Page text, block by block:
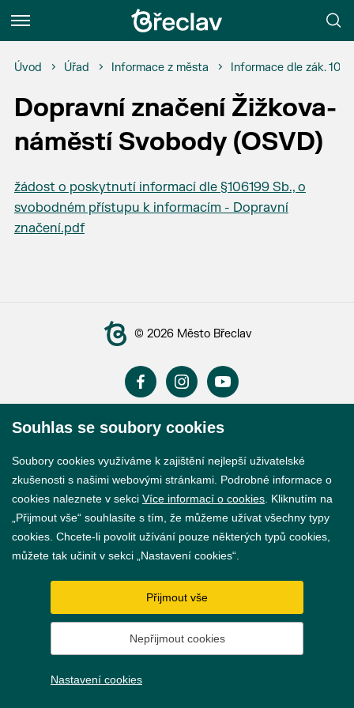
Menu
Úvod Úřad Informace z města Informace dle zák.
Dopravní značení Žižkova-
náměstí Svobody (OSVD)
žádost o poskytnutí informací dle §106199 Sb., o
svobodném přístupu k informacím - Dopravní
značení.pdf
© 2026 Město Břeclav
Prohlášení o přístupnosti
GDPR
Nastavení cookies
VytvořilwebProgress
Souhlas se soubory cookies
Soubory cookies využíváme k zajištění nejlepší uživatelské
zkušenosti s našimi webovými stránkami. Podrobné informace o
cookies naleznete v sekci Více informací o cookies . Kliknutím na
„Přijmout vše“ souhlasíte s tím, že můžeme užívat všechny typy
cookies. Chcete-li povolit užívání pouze některých typů cookies,
můžete tak učinit v sekci „Nastavení cookies“.
Přijmout vše
Nepřijmout cookies
Nastavení cookies